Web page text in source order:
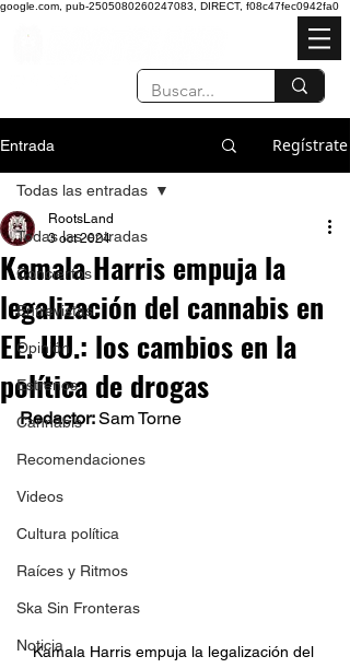
google.com, pub-2505080260247083, DIRECT, f08c47fec0942fa0
Entrada Regístrate
Todas las entradas
Conciertos
Entrevistas
Opinión
Estrenos
Cannabis
Recomendaciones
Videos
Cultura política
Raíces y Ritmos
Ska Sin Fronteras
Noticia
Todas las entradas
Kamala Harris empuja la
legalización del cannabis en
EE. UU.: los cambios en la
política de drogas
RootsLand
3 oct 2024
Redactor: Sam Torne
Kamala Harris empuja la legalización del